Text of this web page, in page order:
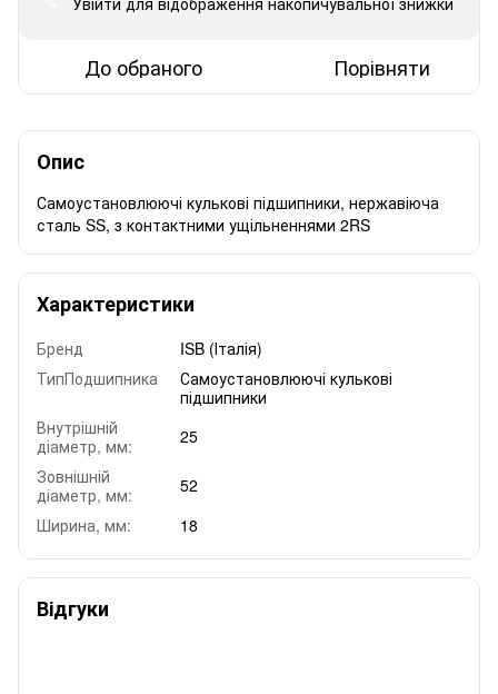
До обраного Порівняти
Опис
Самоустановлюючі кулькові підшипники, нержавіюча
сталь SS, з контактними ущільненнями 2RS
Характеристики
Бренд
ISB (Італія)
ТипПодшипника
Самоустановлюючі кулькові
підшипники
Внутрішній
діаметр, мм:
25
Зовнішній
діаметр, мм:
52
Ширина, мм:
18
Відгуки